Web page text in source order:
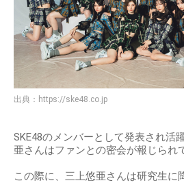
出典： https://ske48.co.jp
SKE48のメンバーとして発表され活
亜さんはファンとの密会が報じられ
この際に、三上悠亜さんは研究生に